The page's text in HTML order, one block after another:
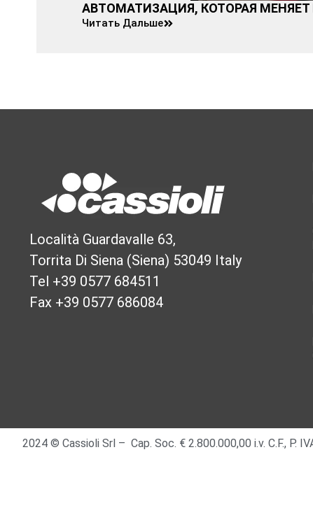
АВТОМАТИЗАЦИЯ, КОТОРАЯ
Читать Дальше
Località Guardavalle 63,
Torrita Di Siena (Siena) 53049 Italy
Tel +39 0577 684511
Fax +39 0577 686084
2024 © Cassioli Srl – Cap. Soc. € 2.800.000,00 i.v. C.F., P.